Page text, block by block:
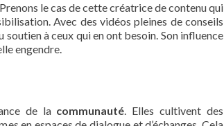
le cas de cette créatrice de contenu qui
Avec des vidéos pleines de conseils
à ceux qui en ont besoin. Son influence
engendre.
de la communauté. Elles cultivent des